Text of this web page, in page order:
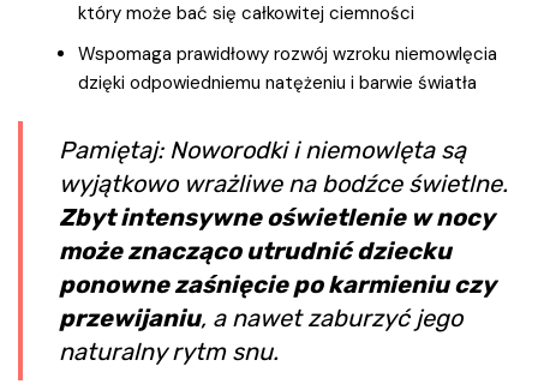
który może bać się całkowitej ciemności
Wspomaga prawidłowy rozwój wzroku niemowlęcia
dzięki odpowiedniemu natężeniu i barwie światła
Pamiętaj: Noworodki i niemowlęta są
wyjątkowo wrażliwe na bodźce świetlne.
Zbyt intensywne oświetlenie w nocy
może znacząco utrudnić dziecku
ponowne zaśnięcie po karmieniu czy
przewijaniu, a nawet zaburzyć jego
naturalny rytm snu.